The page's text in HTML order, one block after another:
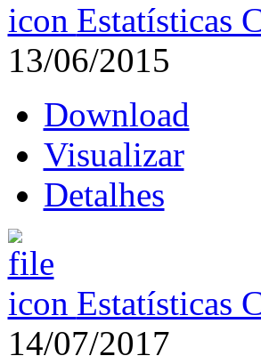
Estatísticas
13/06/2015
Download
Visualizar
Detalhes
Estatísticas
14/07/2017